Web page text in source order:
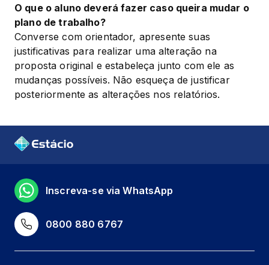
O que o aluno deverá fazer caso queira mudar o
plano de trabalho?
Converse com orientador, apresente suas
justificativas para realizar uma alteração na
proposta original e estabeleça junto com ele as
mudanças possíveis. Não esqueça de justificar
posteriormente as alterações nos relatórios.
0800 880 6767
Inscreva-se via WhatsApp